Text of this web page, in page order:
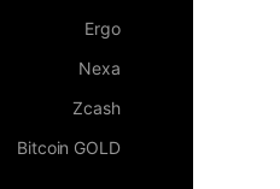
Ergo
Nexa
Zcash
Bitcoin GOLD